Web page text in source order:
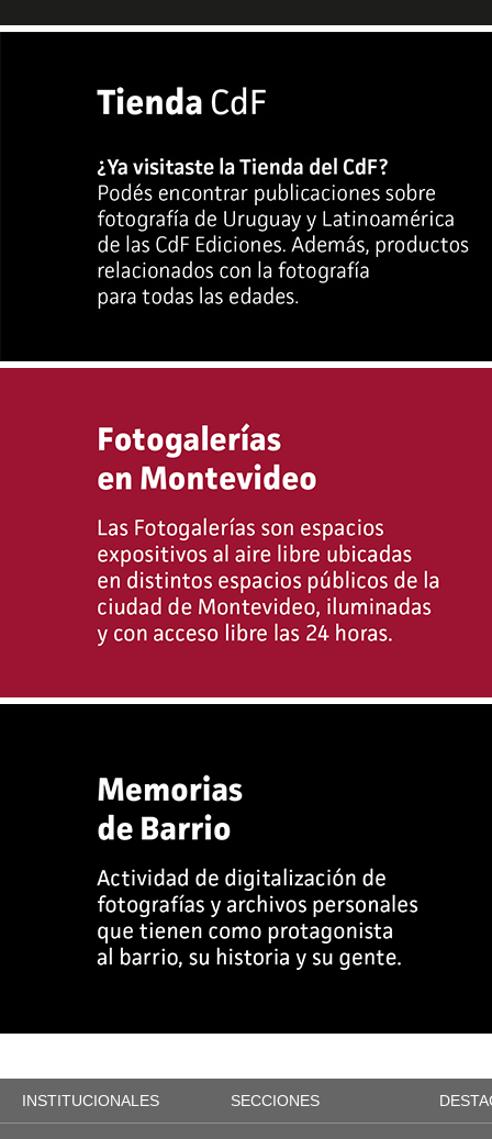
INSTITUCIONALES SECCIONES